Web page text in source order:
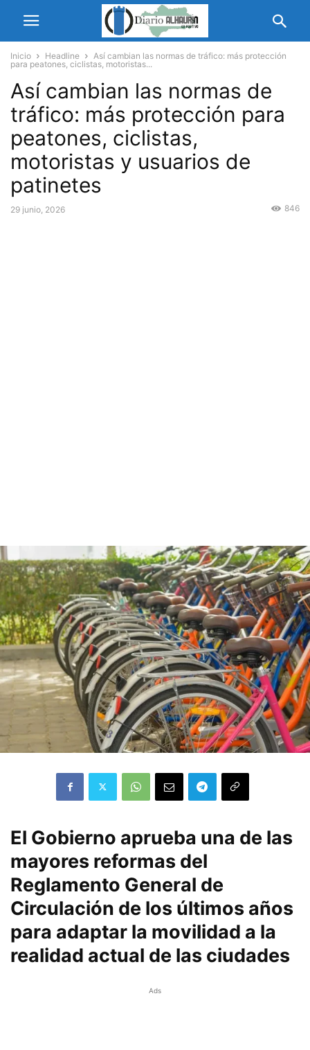
Inicio Headline
Así cambian las normas de tráfico: más protección
para peatones, ciclistas, motoristas...
Así cambian las normas de
tráfico: más protección para
peatones, ciclistas,
motoristas y usuarios de
patinetes
29 junio, 2026 846
El Gobierno aprueba una de las
mayores reformas del
Reglamento General de
Circulación de los últimos años
para adaptar la movilidad a la
realidad actual de las ciudades
Ads